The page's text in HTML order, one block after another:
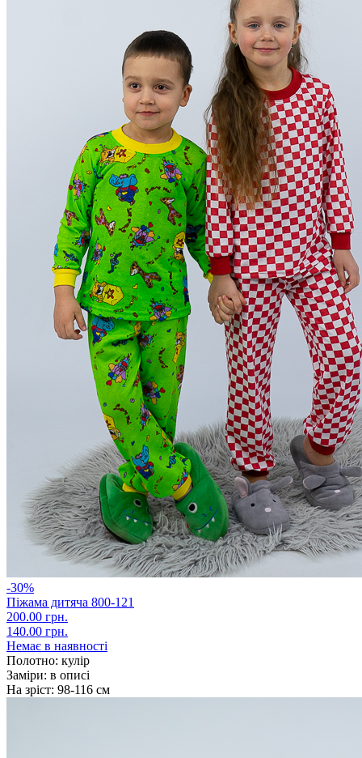
-30%
Піжама дитяча 800-121
200.00 грн.
140.00 грн.
Немає в наявності
Полотно: кулір
Заміри: в описі
На зріст: 98-116 см